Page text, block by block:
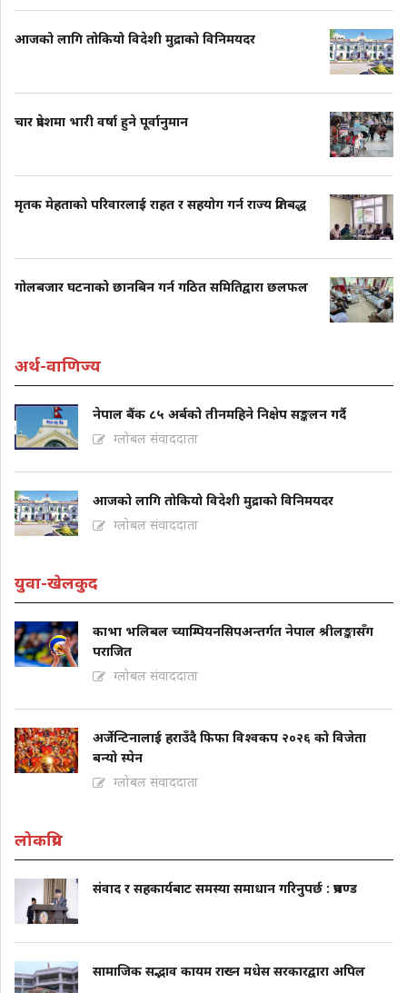
आजको लागि तोकियो विदेशी मुद्राको विनिमयदर
चार प्रदेशमा भारी वर्षा हुने पूर्वानुमान
मृतक मेहताको परिवारलाई राहत र सहयोग गर्न राज्य प्रतिबद्ध
गोलबजार घटनाको छानबिन गर्न गठित समितिद्वारा छलफल
अर्थ-वाणिज्य
नेपाल बैंक ८५ अर्बको तीनमहिने निक्षेप सङ्कलन गर्दै
ग्लोबल संवाददाता
आजको लागि तोकियो विदेशी मुद्राको विनिमयदर
ग्लोबल संवाददाता
युवा-खेलकुद
काभा भलिबल च्याम्पियनसिपअन्तर्गत नेपाल श्रीलङ्कासँग
पराजित
ग्लोबल संवाददाता
अर्जेन्टिनालाई हराउँदै फिफा विश्वकप २०२६ को विजेता
बन्यो स्पेन
ग्लोबल संवाददाता
लोकप्रिय
संवाद र सहकार्यबाट समस्या समाधान गरिनुपर्छ : प्रचण्ड
सामाजिक सद्भाव कायम राख्न मधेस सरकारद्वारा अपिल